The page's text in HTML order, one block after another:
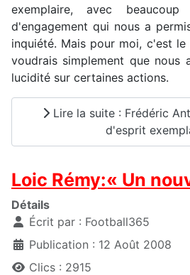
exemplaire, avec beaucoup
d'engagement qui nous a
inquiété. Mais pour moi, c'est le
voudrais simplement que nous
lucidité sur certaines actions.
Lire la suite : Frédéric
d'esprit
Loic Rémy:« Un
Détails
Écrit par : Football365
Publication : 12 Août 2008
Clics : 2915